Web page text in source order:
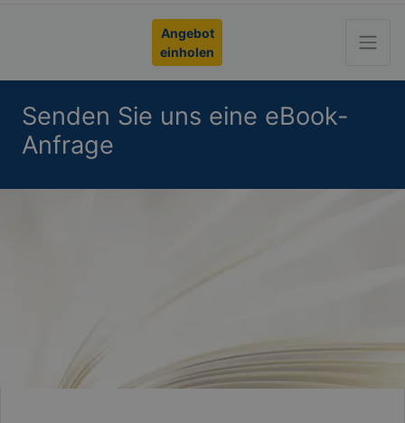
Angebot
einholen
Senden Sie uns eine eBook-
Anfrage